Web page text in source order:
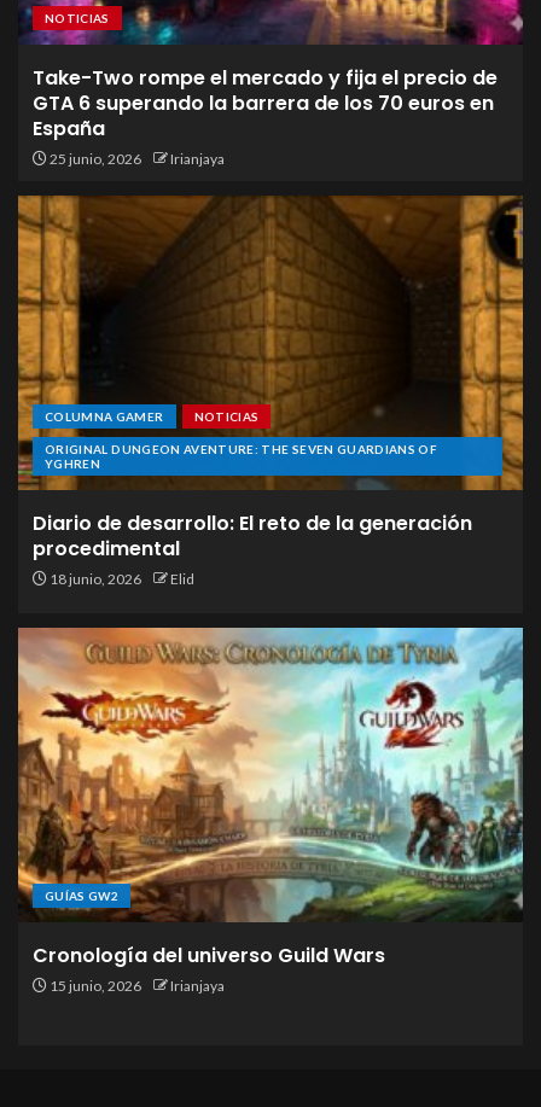
NOTICIAS
Take-Two rompe el mercado y fija el precio de
GTA 6 superando la barrera de los 70 euros en
España
25 junio, 2026 Irianjaya
COLUMNA GAMER NOTICIAS
ORIGINAL DUNGEON AVENTURE: THE SEVEN GUARDIANS OF
YGHREN
Diario de desarrollo: El reto de la generación
procedimental
18 junio, 2026 Elid
GUÍAS GW2
Cronología del universo Guild Wars
15 junio, 2026 Irianjaya